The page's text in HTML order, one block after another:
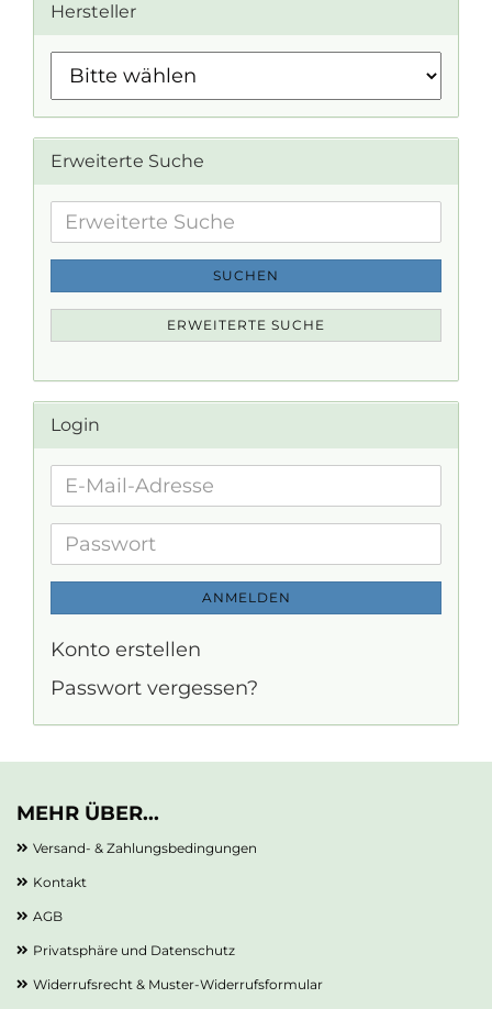
Hersteller
Erweiterte Suche
Erweiterte
Suche
SUCHEN
ERWEITERTE SUCHE
Login
E-
Adresse
Passwort
ANMELDEN
Konto erstellen
Passwort vergessen?
MEHR ÜBER...
Versand- & Zahlungsbedingungen
Kontakt
AGB
Privatsphäre und Datenschutz
Widerrufsrecht & Muster-Widerrufsformular